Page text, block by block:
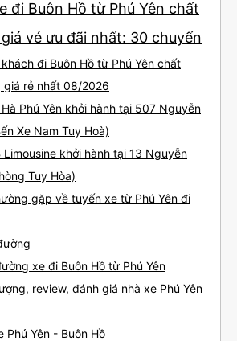
đi Buôn Hồ từ Phú Yên chất
vé ưu đãi nhất: 30 chuyến
đi Buôn Hồ từ Phú Yên chất
giá rẻ nhất 08/2026
Hà Phú Yên khởi hành tại 507 Nguyễn
Xe Nam Tuy Hoà)
Limousine khởi hành tại 13 Nguyễn
Tuy Hòa)
gặp về tuyến xe từ Phú Yên đi
xe đi Buôn Hồ từ Phú Yên
review, đánh giá nhà xe Phú Yên
Phú Yên - Buôn Hồ